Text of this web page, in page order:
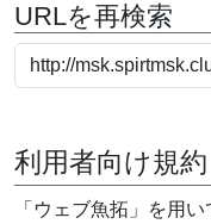
URLを再検索
利用者向け規約
「ウェブ魚拓」を用